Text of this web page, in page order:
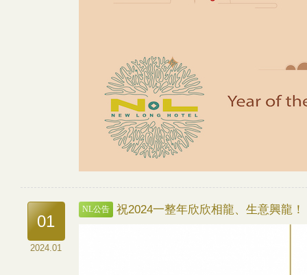
01
2024.01
NL公告 祝2024一整年欣欣相龍、生意興龍！​